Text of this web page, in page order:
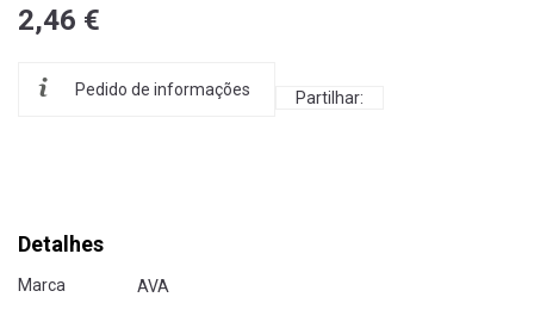
2,46 €
Pedido de informações Partilhar:
Detalhes
Marca AVA